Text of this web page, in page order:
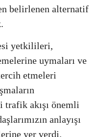
belirlenen alternatif
yetkilileri,
uymaları ve
etmeleri
trafik akışı önemli
anlayışı
yer verdi.